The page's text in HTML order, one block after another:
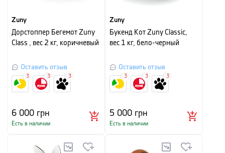
Zuny
Дорстоппер Бегемот Zuny
Class , вес 2 кг, коричневый
Оставить отзыв
6 000 грн
Есть в наличии
3 3 3
Zuny
Букенд Кот Zuny Classic,
вес 1 кг, бело-черный
Оставить отзыв
5 000 грн
Есть в наличии
3 3 3